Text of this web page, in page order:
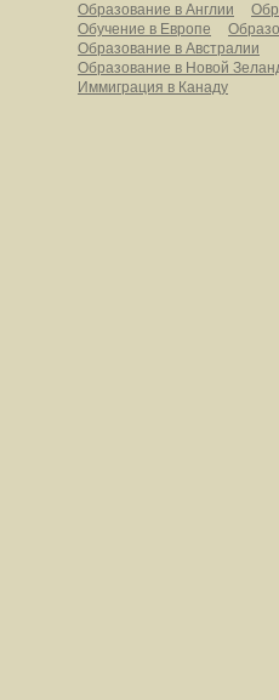
Образование в Англии
Обучение в Европе
Образование в Австралии
Образование в Новой
Иммиграция в Канаду